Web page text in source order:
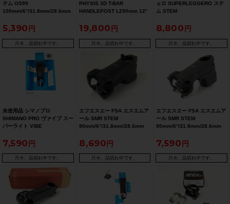
テム OS99
100mm/6°/31.8mm/28.6mm
5,390
只今、品切れ中です。
PHYSIS 3D T-BAR
HANDLEPOST L290mm 12°
ラダイス大阪より配送）
19,800
只今、品切れ中です。
ェロ SUPERLEGGERO ステ
ム STEM
ルパラダイス大阪より配送）
8,800
只今、品切れ中です。
未使用品 シマノプロ
SHIMANO PRO ヴァイブ スー
パーライト VIBE
ｍ/6°/31,8mm/28.6mm ステ
ム 〇
7,590
只今、品切れ中です。
エフエスエー FSA エスエムア
ール SMR STEM
90mm/6°/31.8mm/28.6mm
8,690
只今、品切れ中です。
エフエスエー FSA エスエムア
ール SMR STEM
90mm/6°/31.8mm/28.6mm
7,590
只今、品切れ中です。